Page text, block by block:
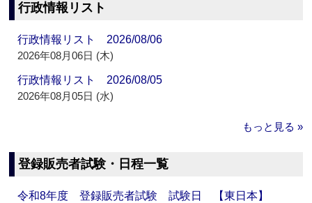
行政情報リスト
行政情報リスト 2026/08/06
2026年08月06日 (木)
行政情報リスト 2026/08/05
2026年08月05日 (水)
もっと見る »
登録販売者試験・日程一覧
令和8年度 登録販売者試験 試験日 【東日本】